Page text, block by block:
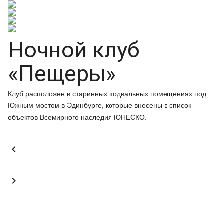
Ночной клуб
«Пещеры»
Клуб расположен в старинных подвальных помещениях под
Южным мостом в Эдинбурге, которые внесены в список
объектов Всемирного наследия ЮНЕСКО.

